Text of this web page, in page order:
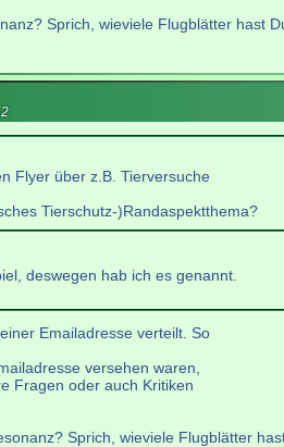
Sprich, wieviele Flugblätter hast
Flyer über z.B. Tierversuche
Tierschutz-)Randaspektthema?
deswegen hab ich es genannt.
Emailadresse verteilt. So
versehen waren,
Fragen oder auch Kritiken
Sprich, wieviele Flugblätter